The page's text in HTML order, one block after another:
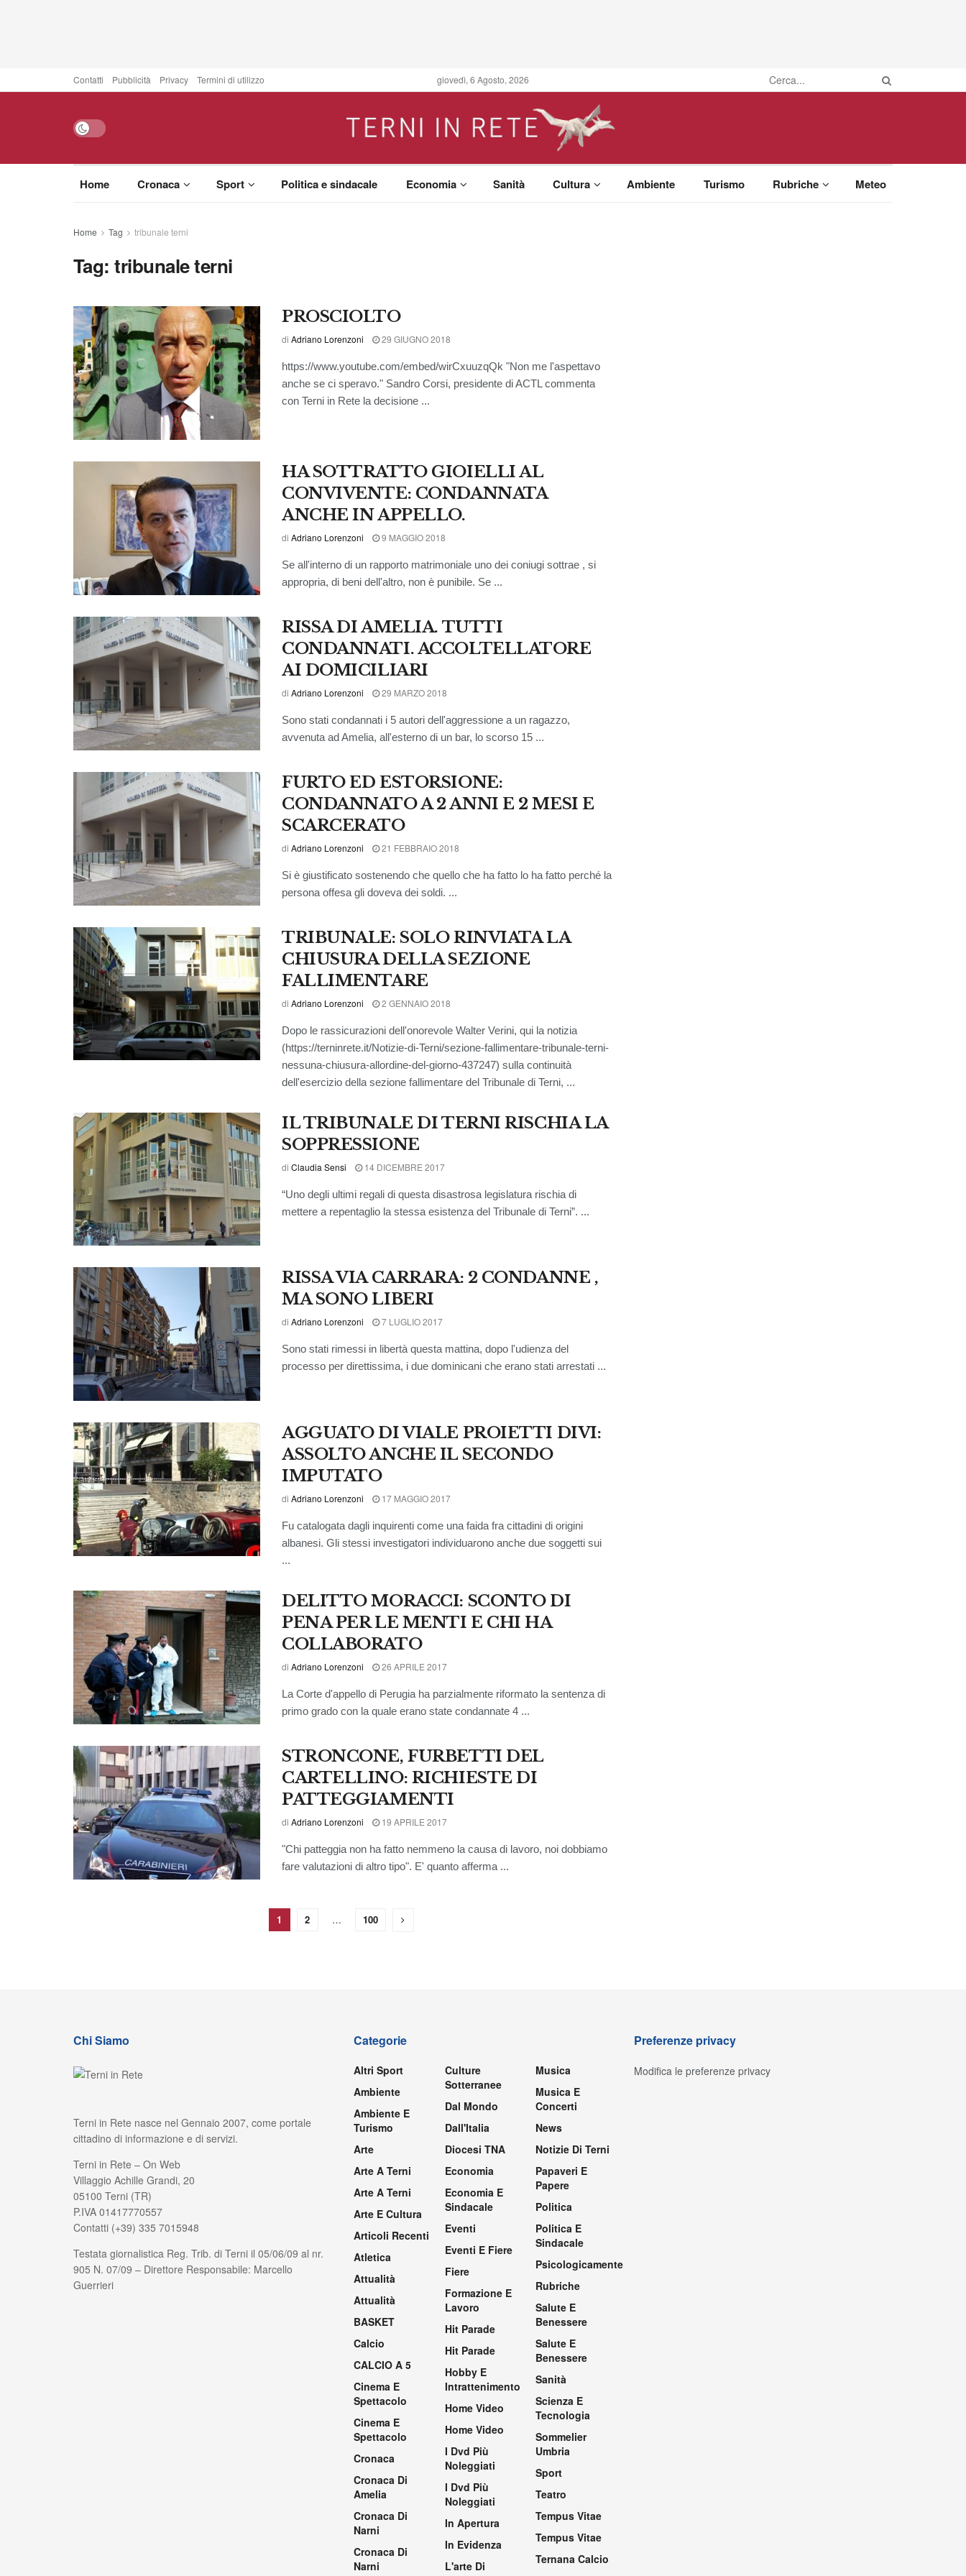
Contatti Pubblicità Privacy Termini di utilizzo giovedì, 6 Agosto, 2026
Home Cronaca Sport Politica e sindacale Economia Sanità Cultura Ambiente Turismo Rubriche Meteo
Home Tag tribunale terni
Tag:tribunale terni
PROSCIOLTO
di Adriano Lorenzoni 29 GIUGNO 2018
https://www.youtube.com/embed/wirCxuuzqQk "Non me l'aspettavo
anche se ci speravo." Sandro Corsi, presidente di ACTL commenta
con Terni in Rete la decisione ...
HA SOTTRATTO GIOIELLI AL
CONVIVENTE: CONDANNATA
ANCHE IN APPELLO.
di Adriano Lorenzoni 9 MAGGIO 2018
Se all'interno di un rapporto matrimoniale uno dei coniugi sottrae , si
appropria, di beni dell'altro, non è punibile. Se ...
RISSA DI AMELIA. TUTTI
CONDANNATI. ACCOLTELLATORE
AI DOMICILIARI
di Adriano Lorenzoni 29 MARZO 2018
Sono stati condannati i 5 autori dell'aggressione a un ragazzo,
avvenuta ad Amelia, all'esterno di un bar, lo scorso 15 ...
FURTO ED ESTORSIONE:
CONDANNATO A 2 ANNI E 2 MESI E
SCARCERATO
di Adriano Lorenzoni 21 FEBBRAIO 2018
Si è giustificato sostenendo che quello che ha fatto lo ha fatto perché la
persona offesa gli doveva dei soldi. ...
TRIBUNALE: SOLO RINVIATA LA
CHIUSURA DELLA SEZIONE
FALLIMENTARE
di Adriano Lorenzoni 2 GENNAIO 2018
Dopo le rassicurazioni dell'onorevole Walter Verini, qui la notizia
(https://terninrete.it/Notizie-di-Terni/sezione-fallimentare-tribunale-terni-
nessuna-chiusura-allordine-del-giorno-437247) sulla continuità
dell'esercizio della sezione fallimentare del Tribunale di Terni, ...
IL TRIBUNALE DI TERNI RISCHIA LA
SOPPRESSIONE
di Claudia Sensi 14 DICEMBRE 2017
“Uno degli ultimi regali di questa disastrosa legislatura rischia di
mettere a repentaglio la stessa esistenza del Tribunale di Terni”. ...
RISSA VIA CARRARA: 2 CONDANNE ,
MA SONO LIBERI
di Adriano Lorenzoni 7 LUGLIO 2017
Sono stati rimessi in libertà questa mattina, dopo l'udienza del
processo per direttissima, i due dominicani che erano stati arrestati ...
AGGUATO DI VIALE PROIETTI DIVI:
ASSOLTO ANCHE IL SECONDO
IMPUTATO
di Adriano Lorenzoni 17 MAGGIO 2017
Fu catalogata dagli inquirenti come una faida fra cittadini di origini
albanesi. Gli stessi investigatori individuarono anche due soggetti sui
...
DELITTO MORACCI: SCONTO DI
PENA PER LE MENTI E CHI HA
COLLABORATO
di Adriano Lorenzoni 26 APRILE 2017
La Corte d'appello di Perugia ha parzialmente riformato la sentenza di
primo grado con la quale erano state condannate 4 ...
STRONCONE, FURBETTI DEL
CARTELLINO: RICHIESTE DI
PATTEGGIAMENTI
di Adriano Lorenzoni 19 APRILE 2017
"Chi patteggia non ha fatto nemmeno la causa di lavoro, noi dobbiamo
fare valutazioni di altro tipo". E' quanto afferma ...
1 2 … 100
Chi Siamo
Terni in Rete nasce nel Gennaio 2007, come portale
cittadino di informazione e di servizi.
Terni in Rete – On Web
Villaggio Achille Grandi, 20
05100 Terni (TR)
P.IVA 01417770557
Contatti (+39) 335 7015948
Testata giornalistica Reg. Trib. di Terni il 05/06/09 al nr.
905 N. 07/09 – Direttore Responsabile: Marcello
Guerrieri
Categorie
Altri Sport
Ambiente
Ambiente E
Turismo
Arte
Arte A Terni
Arte A Terni
Arte E Cultura
Articoli Recenti
Atletica
Attualità
Attualità
BASKET
Calcio
CALCIO A 5
Cinema E
Spettacolo
Cinema E
Spettacolo
Cronaca
Cronaca Di
Amelia
Cronaca Di
Narni
Cronaca Di
Narni
Culture
Sotterranee
Dal Mondo
Dall'Italia
Diocesi TNA
Economia
Economia E
Sindacale
Eventi
Eventi E Fiere
Fiere
Formazione E
Lavoro
Hit Parade
Hit Parade
Hobby E
Intrattenimento
Home Video
Home Video
I Dvd Più
Noleggiati
I Dvd Più
Noleggiati
In Apertura
In Evidenza
L'arte Di
Musica
Musica E
Concerti
News
Notizie Di Terni
Papaveri E
Papere
Politica
Politica E
Sindacale
Psicologicamente
Rubriche
Salute E
Benessere
Salute E
Benessere
Sanità
Scienza E
Tecnologia
Sommelier
Umbria
Sport
Teatro
Tempus Vitae
Tempus Vitae
Ternana Calcio
Preferenze privacy
Modifica le preferenze privacy